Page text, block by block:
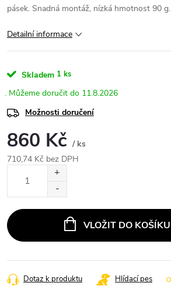
pásek. Snadná montáž, nízká hmotnost 90 g.
Detailní informace
Skladem 1 ks
11.8.2026
Možnosti doručení
860 Kč / ks
710,74 Kč bez DPH
VLOŽIT DO KOŠÍKU
Dotaz k produktu Hlídací pes